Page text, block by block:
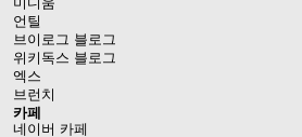
언틸
브이로그 블로그
위키독스 블로그
엑스
브런치
카페
네이버 카페